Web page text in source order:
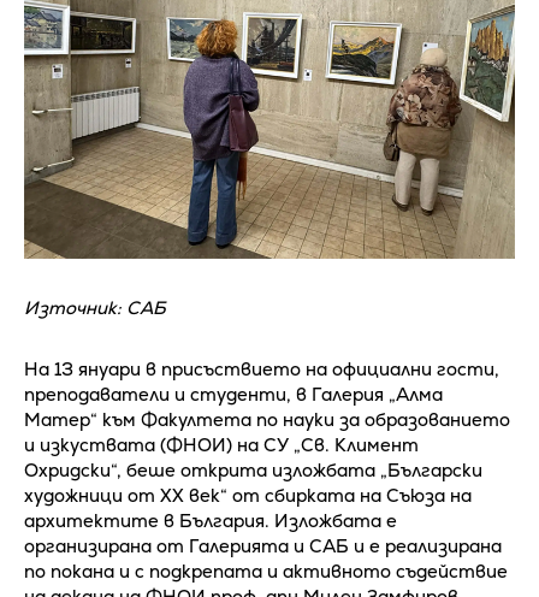
Източник: САБ
На 13 януари в присъствието на официални гости,
преподаватели и студенти, в Галерия „Алма
Матер“ към Факултета по науки за образованието
и изкуствата (ФНОИ) на СУ „Св. Климент
Охридски“, беше открита изложбата „Български
художници от XX век“ от сбирката на Съюза на
архитектите в България. Изложбата е
организирана от Галерията и САБ и е реализирана
по покана и с подкрепата и активното съдействие